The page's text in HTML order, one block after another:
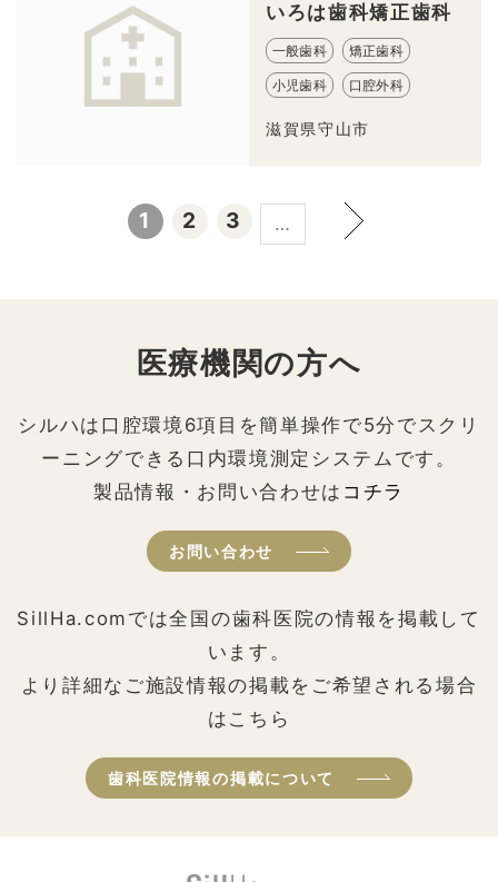
いろは歯科矯正歯科
一般歯科 矯正歯科
小児歯科 口腔外科
滋賀県守山市
1 2 3 …
医療機関の方へ
シルハは口腔環境6項目を簡単操作で5分でスクリ
ーニングできる口内環境測定システムです。
製品情報・お問い合わせは コチラ
お問い合わせ
SillHa.comでは全国の歯科医院の情報を掲載して
います。
より詳細なご施設情報の掲載をご希望される場合
はこちら
歯科医院情報の掲載について